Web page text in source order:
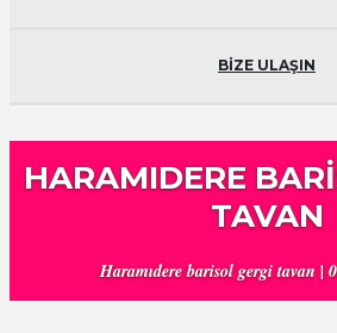
BİZE ULAŞIN
HARAMIDERE
TAVAN
Haramıdere barisol gergi tavan |